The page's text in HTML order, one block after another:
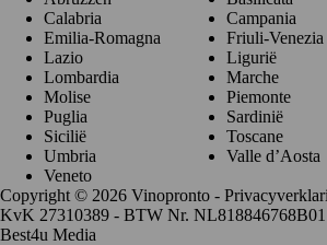
Calabria
Campania
Emilia-Romagna
Friuli-Venezia
Lazio
Ligurië
Lombardia
Marche
Molise
Piemonte
Puglia
Sardinië
Sicilië
Toscane
Umbria
Valle d’Aosta
Veneto
Copyright © 2026 Vinopronto -
KvK 27310389 - BTW Nr. NL818846768B01
Best4u Media